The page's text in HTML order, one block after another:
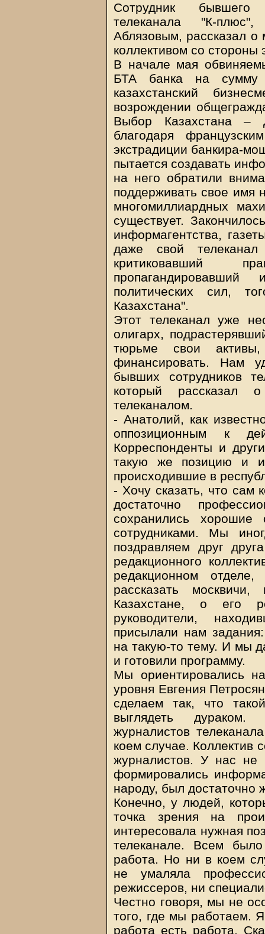
Сотрудник бывшего
телеканала "К-
Аблязовым, рассказал о
коллективом со стороны
В начале мая
БТА банка на сумму
казахстанский
возрождении
Выбор Казахстана
благодаря
экстрадиции банкира-
пытается создавать
на него обратили
поддерживать свое имя
многомиллиардных
существует.
информагентства,
даже свой
критиковавший
политических сил,
Казахстана".
Этот телеканал уже
олигарх,
тюрьме свои
финансировать. Нам
бывших сотрудников
который рассказал
телеканалом.
- Анатолий, как
оппозиционным к
Корреспонденты и
такую же позицию и
происходившие в
- Хочу сказать, что сам
достаточно
сохранились хорошие
сотрудниками. Мы
поздравляем друг
редакционного
редакционном
рассказать
Казахстане, о его
руководители,
присылали нам
на такую-то тему. И мы
и готовили программу.
Мы ориентировались
уровня Евгения
сделаем так, что
выглядеть
журналистов
коем случае. Коллектив
журналистов. У нас не
формировались
народу, был достаточно
Конечно, у людей,
точка зрения на
интересовала нужная
телеканале. Всем
работа. Но ни в коем
не умаляла
режиссеров, ни
Честно говоря, мы не
того, где мы работаем.
работа есть работа.